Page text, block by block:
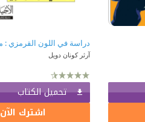
آرثر كونان دويل
تحميل الكتاب
اشترك الآن